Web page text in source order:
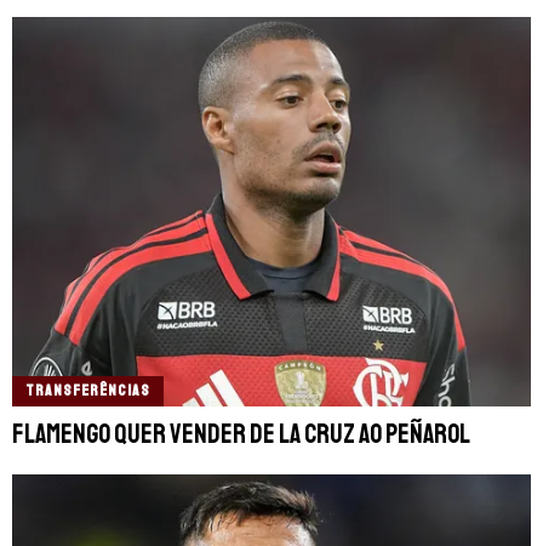
TRANSFERÊNCIAS
Flamengo quer vender De La Cruz ao Peñarol